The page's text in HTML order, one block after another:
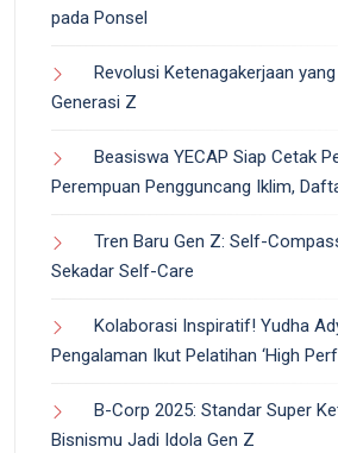
pada Ponsel
Revolusi Ketenagakerjaan
Generasi Z
Beasiswa YECAP Siap Cetak
Perempuan Pengguncang Iklim,
Tren Baru Gen Z: Self-
Sekadar Self-Care
Kolaborasi Inspiratif! Yudha
Pengalaman Ikut Pelatihan ‘High
B-Corp 2025: Standar Super
Bisnismu Jadi Idola Gen Z